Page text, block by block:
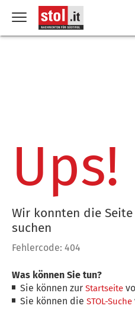
Ups!
Wir konnten die
suchen
Fehlercode: 404
Was können Sie tun?
Sie können zurStartseite
Sie können dieSTOL-Suche